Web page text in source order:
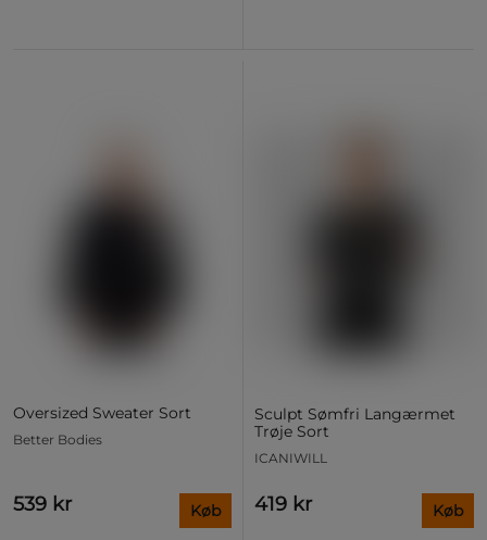
Oversized Sweater Sort
Better Bodies
539 kr Køb
Sculpt Sømfri Langærmet
Trøje Sort
ICANIWILL
419 kr Køb